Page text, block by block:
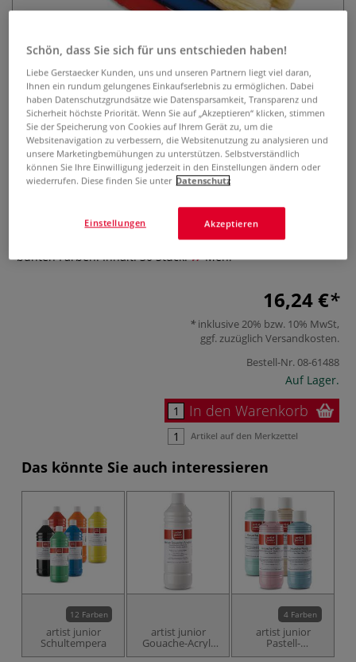
Kindermalpinsel 30er-Set
Das Kindermalpinsel-Set ist ideal für zu Hause oder den
Unterricht in Schule und Kindergarten. Robuste Pinsel in
bunten Farben. Inhalt: 30 Stück.
Mehr
16,24 €
inklusive 20% bzw. 10% MwSt,
ggf. zuzüglich Versandkosten.
Bestell-Nr.08-61488
Auf Lager.
In den Warenkorb
Artikel auf den Merkzettel
Das könnte Sie auch interessieren
12 Farben
artist junior
Schultempera
artist junior
Gouache-Acryl-
Malmittel
4 Farben
artist junior
Pastell-
Schultemperafarbe
Schön, dass Sie sich für uns entschieden haben!
Liebe Gerstaecker Kunden, uns und unseren Partnern liegt viel daran,
Ihnen ein rundum gelungenes Einkaufserlebnis zu ermöglichen. Dabei
haben Datenschutzgrundsätze wie Datensparsamkeit, Transparenz und
Sicherheit höchste Priorität. Wenn Sie auf „Akzeptieren“ klicken, stimmen
Sie der Speicherung von Cookies auf Ihrem Gerät zu, um die
Websitenavigation zu verbessern, die Websitenutzung zu analysieren und
unsere Marketingbemühungen zu unterstützen. Selbstverständlich
können Sie Ihre Einwilligung jederzeit in den Einstellungen ändern oder
wiederrufen. Diese finden Sie unter Datenschutz
Akzeptieren
Einstellungen